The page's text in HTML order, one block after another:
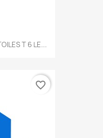
T 6 LE...
favorite_border